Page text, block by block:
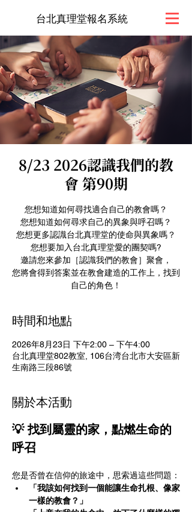
台北真理堂報名系統
8/23 2026認識我們的教
會 第90期
您想知道如何尋找適合自己的教會嗎？
您想知道如何尋求自己的異象與呼召嗎？
您想更多認識台北真理堂的使命與異象嗎？
您想要加入台北真理堂愛的團契嗎?
邀請您來參加［認識我們的教會］聚會，
您將會得到答案並在教會建造的工作上，找到
自己的角色！
時間和地點
2026年8月23日 下午2:00 – 下午4:00
台北真理堂802教室, 106台湾台北市大安區新
生南路三段86號
關於本活動
💡 找到屬靈的家，點燃生命的
呼召
您是否曾在信仰的旅途中，思索過這些問題：
「我該如何找到一個能讓生命扎根、像家
一樣的教會？」